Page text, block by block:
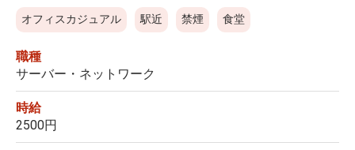
オフィスカジュアル 駅近 禁煙 食堂
職種
サーバー・ネットワーク
時給
2500円